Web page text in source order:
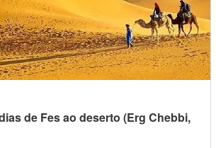
de Fes ao deserto (Erg Chebbi,